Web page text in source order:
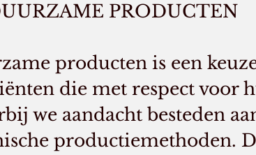
PRODUCTEN
producten is een
die met respect voor
we aandacht besteden
productiemethoden.